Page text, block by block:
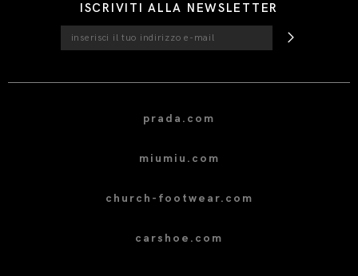
ISCRIVITI ALLA NEWSLETTER
prada.com
miumiu.com
church-footwear.com
carshoe.com